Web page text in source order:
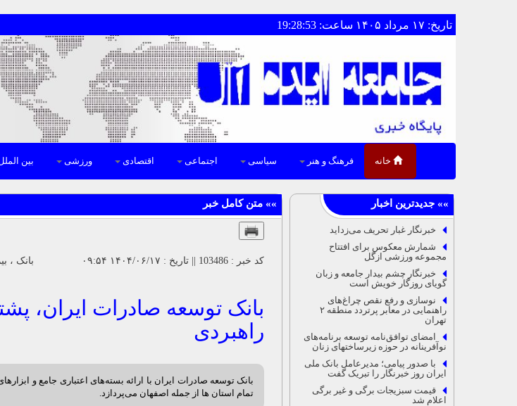
تاریخ: ۱۷ مرداد ۱۴۰۵ ساعت: 19:28:53
بین ورزشی اقتصادی اجتماعی سیاسی فرهنگ و هنر خانه
کد خبر : 103486 || تاریخ : ۱۴۰۴/۰۶/۱۷ ۰۹:۵۴ بانک ، بیمه
بانک توسعه صادرات ایران،
راهبردی
بانک توسعه صادرات ایران با ارائه بسته‌های اعتباری جامع و
تمام استان ها از جمله اصفهان می‌پردازد.
خبرنگار غبار تحریف می‌زداید
شمارش معکوس برای افتتاح
مجموعه ورزشی ازگل
خبرنگار چشم بیدار جامعه و زبان
گویای روزگار خویش است
نوسازی و رفع نقص چراغ‌های
راهنمایی در معابر پرتردد منطقه ۲
تهران
امضای توافق‌نامه توسعه برنامه‌های
نوآفرینانه در حوزه زیرساخت‏های زنان
با صدور پیامی؛ مدیرعامل بانک ملی
ایران روز خبرنگار را تبریک گفت
قیمت سبزیجات برگی و غیر برگی
اعلام شد